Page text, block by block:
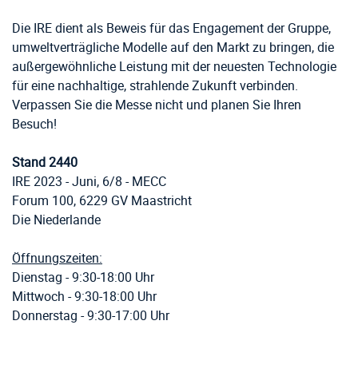
Die IRE dient als Beweis für das Engagement der Gruppe,
umweltverträgliche Modelle auf den Markt zu bringen, die
außergewöhnliche Leistung mit der neuesten Technologie
für eine nachhaltige, strahlende Zukunft verbinden.
Verpassen Sie die Messe nicht und planen Sie Ihren
Besuch!
Stand 2440
IRE 2023 - Juni, 6/8 - MECC
Forum 100, 6229 GV Maastricht
Die Niederlande
Öffnungszeiten:
Dienstag - 9:30-18:00 Uhr
Mittwoch - 9:30-18:00 Uhr
Donnerstag - 9:30-17:00 Uhr